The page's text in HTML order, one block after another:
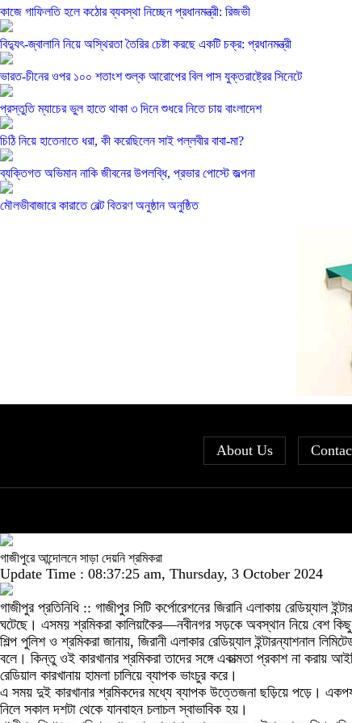
কাজে গাফিলতি হলে কঠোর ব্যবস্থা নিচ্ছেন প্রধানমন্ত্রী: রিজভী
বিদ্যুৎ-জ্বালানি নিয়ে অস্থিরতা তৈরির চেষ্টা করছে একটি চক্র: প্রধানমন্ত্রী
ভারত-চীনের ওপর ১০০ শতাংশ শুল্ক আরোপের বিল পাস যুক্তরাষ্ট্রের সিনেটে
প্রস্তুতি ম্যাচের ভুল হাতে থাকা ৩ দিনে শুধরে নিতে চায় বাংলাদেশ
চিঠি নিয়ে হাতেনাতে ধরা, কী করেছিলেন সাই পল্লবীর বাবা-মা?
ব্যক্তিগত অভিমান নাকি জীবনের উপলব্ধি, প্রভার পোস্টে জল্পনা
মৌলভীবাজারে কারাতে বেল্ট বিতরণ অনুষ্ঠান অনুষ্ঠিত
About Us
গাজীপুরে আন্দোলনে সাড়া দেয়নি শ্রমিকরা
Update Time : 08:37:25 am, Thursday, 3 October 2024
গাজীপুর প্রতিনিধি :: গাজীপুর সিটি কর্পোরেশনের জিরানি এলাকায় রেডিয়্যাল
ঘটেছে। এসময় শ্রমিকরা কালিয়াকৈর—নবীনগর সড়কে অবস্থান নিয়ে বেশ
শিল্প পুলিশ ও শ্রমিকরা জানায়, জিরানী এলাকার রেডিয়্যাল ইন্টারন্যাশনাল
বলে। কিন্তু ওই কারখানার শ্রমিকরা তাদের সঙ্গে একাত্মতা প্রকাশ না করায়
রেডিয়াল কারখানায় হামলা চালিয়ে ব্যাপক ভাংচুর করে।
এ সময় দুই কারখানার শ্রমিকদের মধ্যে ব্যাপক উত্তেজনা ছড়িয়ে পড়ে।
নিলে সকাল দশটা থেকে যানবাহন চলাচল স্বাভাবিক হয়।